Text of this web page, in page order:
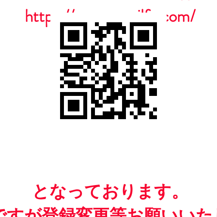
https://www.casailfc.com/
​となっております。